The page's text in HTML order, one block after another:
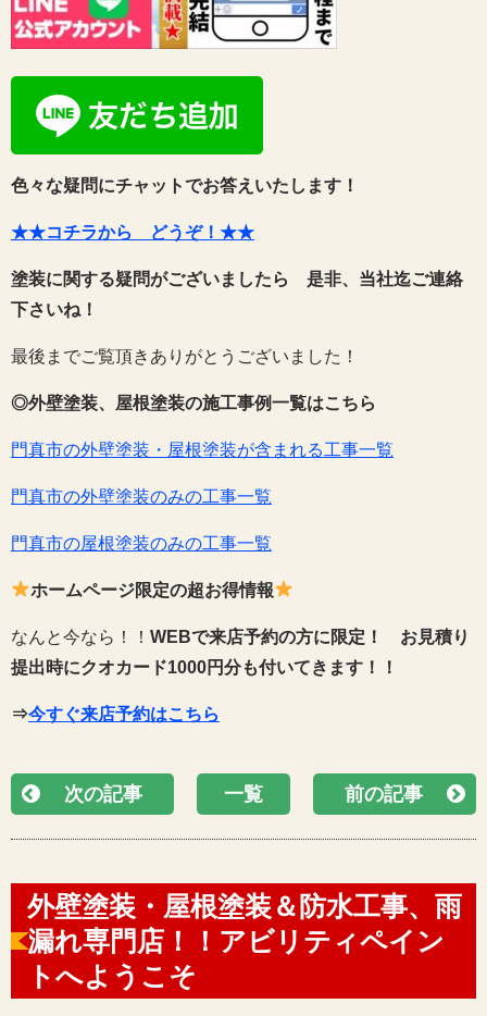
色々な疑問にチャットでお答えいたします！
★★コチラから どうぞ！★★
塗装に関する疑問がございましたら 是非、当社迄ご連絡
下さいね！
最後までご覧頂きありがとうございました！
◎外壁塗装、屋根塗装の施工事例一覧はこちら
門真市の外壁塗装・屋根塗装が含まれる工事一覧
門真市の外壁塗装のみの工事一覧
門真市の屋根塗装のみの工事一覧
ホームページ限定の超お得情報
なんと今なら！！ WEBで来店予約の方に限定！
お見積り
提出時にクオカード1000円分も付いてきます！！
⇒今すぐ来店予約はこちら
次の記事 一覧 前の記事
外壁塗装・屋根塗装＆防水工事、雨
漏れ専門店！！アビリティペイン
トへようこそ